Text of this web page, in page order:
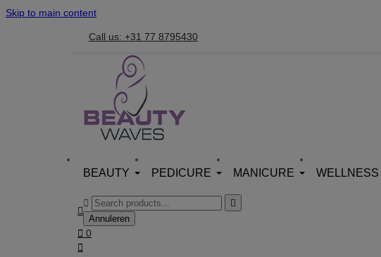
Skip to main content
Call us: +31 77 8795430
BEAUTY PEDICURE MANICURE WELLNESS



Annuleren
 0
